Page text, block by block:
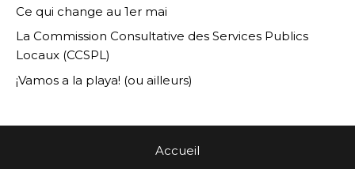
Ce qui change au 1er mai
La Commission Consultative des Services Publics
Locaux (CCSPL)
¡Vamos a la playa! (ou ailleurs)
Accueil